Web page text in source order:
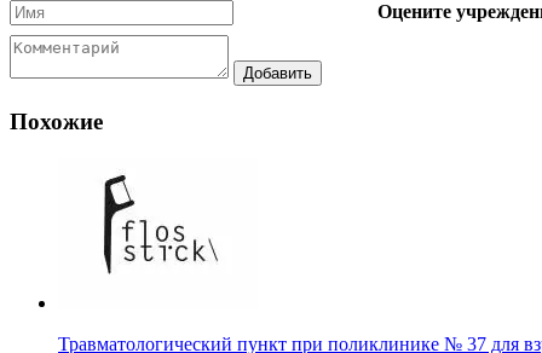
Оцените
Похожие
Травматологический пункт при поликлинике № 37 для